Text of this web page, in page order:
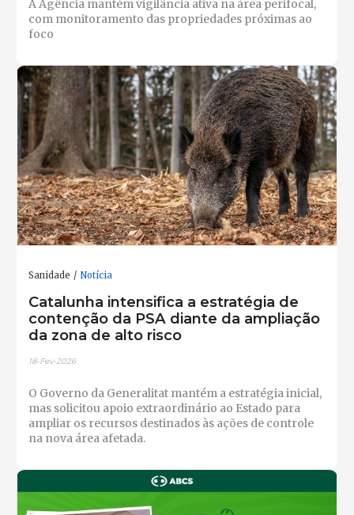
A Agência mantém vigilância ativa na área perifocal,
com monitoramento das propriedades próximas ao
foco
Sanidade Notícia
Catalunha intensifica a estratégia de
contenção da PSA diante da ampliação
da zona de alto risco
18-Fev-2026
O Governo da Generalitat mantém a estratégia inicial,
mas solicitou apoio extraordinário ao Estado para
ampliar os recursos destinados às ações de controle
na nova área afetada.